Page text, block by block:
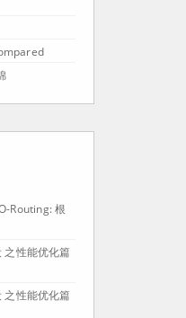
Routing: 根
之性能优化篇
之性能优化篇